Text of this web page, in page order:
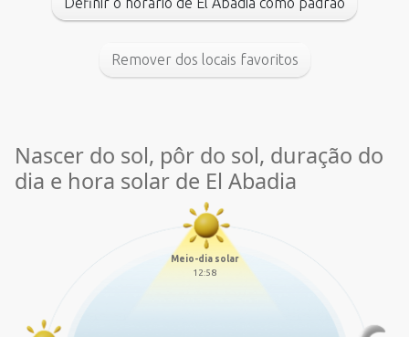
Remover dos locais favoritos
Nascer do sol, pôr do sol, duração do
dia e hora solar de El Abadia
Meio-dia solar
12:58